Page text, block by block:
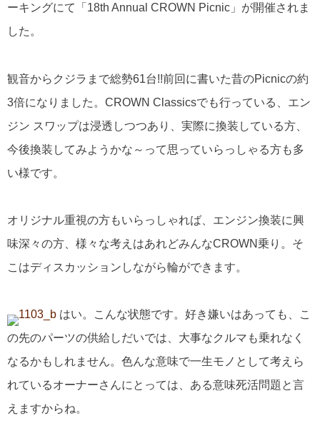
ーキングにて「18th Annual CROWN Picnic」が開催されま
した。
観音からクジラまで総勢61台!!前回に書いた昔のPicnicの約
3倍になりました。CROWN Classicsでも行っている、エン
ジン スワップは浸透しつつあり、実際に換装している方、
今後換装してみようかな～って思っていらっしゃる方も多
い様です。
オリジナル重視の方もいらっしゃれば、エンジン換装に興
味深々の方、様々な考えはあれどみんなCROWN乗り。そ
こはディスカッションしながら輪ができます。
はい。こんな状態です。好き嫌いはあっても、こ
の先のパーツの供給しだいでは、大事なクルマも乗れなく
なるかもしれません。色んな意味で一生モノとして考えら
れているオーナーさんにとっては、ある意味死活問題と言
えますからね。